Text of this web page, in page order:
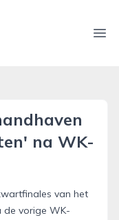
na WK-
van het
de vorige WK-